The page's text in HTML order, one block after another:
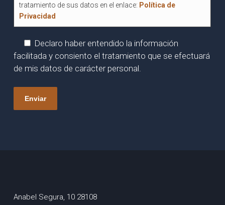
tratamiento de sus datos en el enlace: Política de
Privacidad
Declaro haber entendido la información
facilitada y consiento el tratamiento que se efectuará
de mis datos de carácter personal.
Anabel Segura, 10 28108